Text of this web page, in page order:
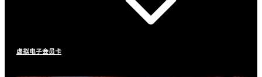
虚拟电子会员卡